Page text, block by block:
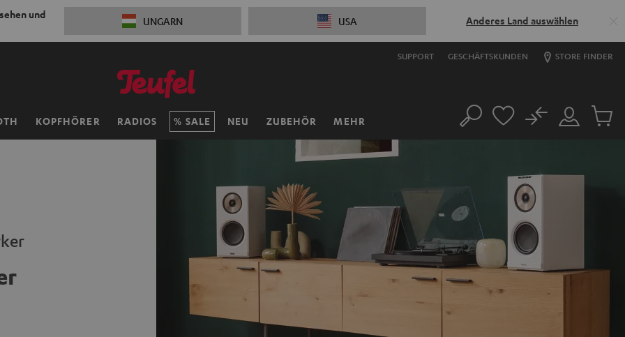
und
UNGARN USA Anderes Land auswählen
SUPPORT GESCHÄFTSKUNDEN STORE FINDER
KOPFHÖRER RADIOS SALE NEU ZUBEHÖR MEHR Suche
Mein
No
Artikel